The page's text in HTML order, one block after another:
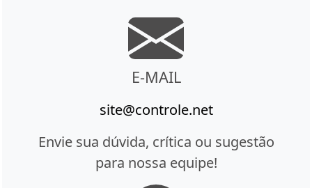
E-MAIL
site@controle.net
Envie sua dúvida, crítica ou sugestão
para nossa equipe!